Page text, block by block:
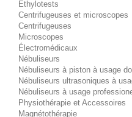
Éthylotests
Centrifugeuses et microscopes
Centrifugeuses
Microscopes
Électromédicaux
Nébuliseurs
Nébuliseurs à piston à usage
Nébuliseurs ultrasoniques à
Nébuliseurs à usage
Physiothérapie et Accessoires
Magnétothérapie